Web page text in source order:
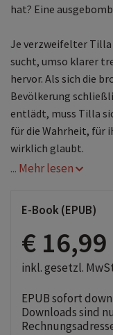
hat? Eine
Je verzweifelter
sucht, umso klarer
hervor. Als sich die
Bevölkerung
entlädt, muss Tilla
für die Wahrheit, für
wirklich glaubt.
... Mehr lesen
E-Book (EPUB)
€ 16,99
inkl. gesetzl.
EPUB sofort
Downloads sind